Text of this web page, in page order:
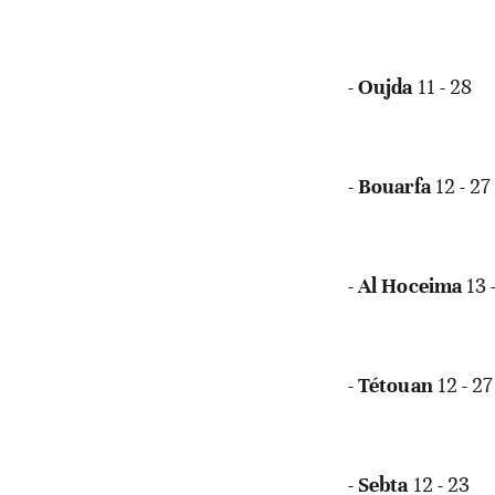
-Oujda 11 - 28
-Bouarfa12 - 27
-Al Hoceima 13
-Tétouan 12 - 27
- Sebta 12 - 23